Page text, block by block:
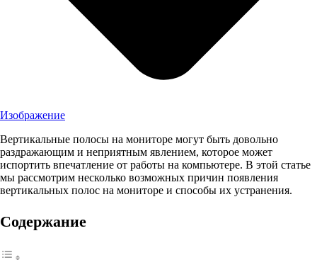
Изображение
Вертикальные полосы на мониторе могут быть довольно
раздражающим и неприятным явлением, которое может
испортить впечатление от работы на компьютере. В этой статье
мы рассмотрим несколько возможных причин появления
вертикальных полос на мониторе и способы их устранения.
Содержание